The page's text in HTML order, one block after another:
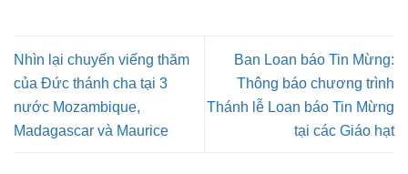
Nhìn lại chuyến viếng thăm
của Đức thánh cha tại 3
nước Mozambique,
Madagascar và Maurice
Ban Loan báo Tin Mừng:
Thông báo chương trình
Thánh lễ Loan báo Tin Mừng
tại các Giáo hạt